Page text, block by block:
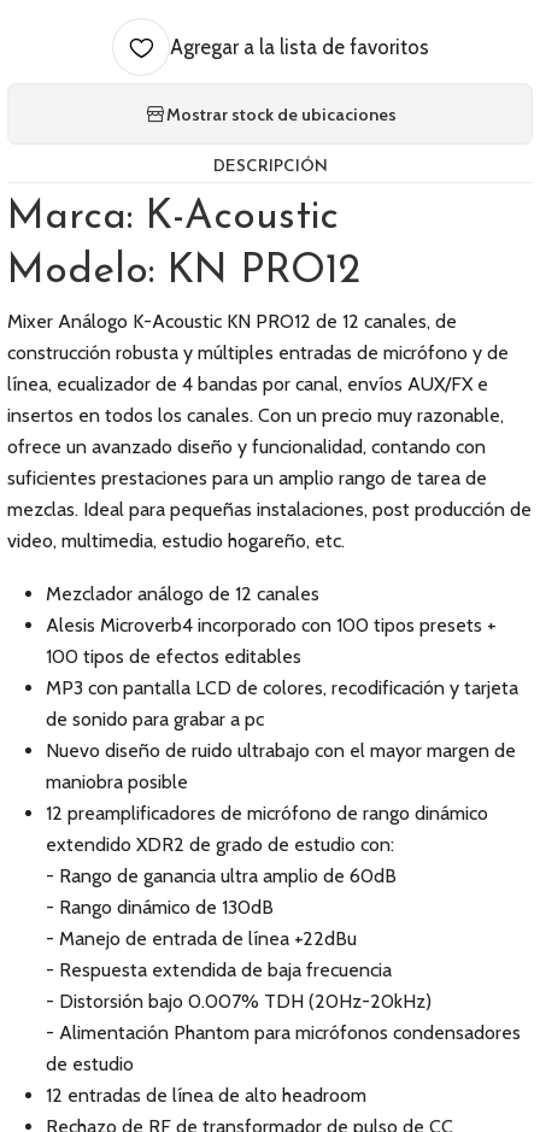
Agregar a la lista de favoritos
Mostrar stock de ubicaciones
DESCRIPCIÓN
Marca: K-Acoustic
Modelo: KN PRO12
Mixer Análogo K-Acoustic KN PRO12 de 12 canales, de
construcción robusta y múltiples entradas de micrófono y de
línea, ecualizador de 4 bandas por canal, envíos AUX/FX e
insertos en todos los canales. Con un precio muy razonable,
ofrece un avanzado diseño y funcionalidad, contando con
suficientes prestaciones para un amplio rango de tarea de
mezclas. Ideal para pequeñas instalaciones, post producción de
video, multimedia, estudio hogareño, etc.
Mezclador análogo de 12 canales
Alesis Microverb4 incorporado con 100 tipos presets +
100 tipos de efectos editables
MP3 con pantalla LCD de colores, recodificación y tarjeta
de sonido para grabar a pc
Nuevo diseño de ruido ultrabajo con el mayor margen de
maniobra posible
12 preamplificadores de micrófono de rango dinámico
extendido XDR2 de grado de estudio con:
- Rango de ganancia ultra amplio de 60dB
- Rango dinámico de 130dB
- Manejo de entrada de línea +22dBu
- Respuesta extendida de baja frecuencia
- Distorsión bajo 0.007% TDH (20Hz-20kHz)
- Alimentación Phantom para micrófonos condensadores
de estudio
12 entradas de línea de alto headroom
Rechazo de RF de transformador de pulso de CC